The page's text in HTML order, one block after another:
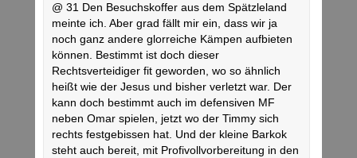
@ 31 Den Besuchskoffer aus dem Spätzleland
meinte ich. Aber grad fällt mir ein, dass wir ja
noch ganz andere glorreiche Kämpen aufbieten
können. Bestimmt ist doch dieser
Rechtsverteidiger fit geworden, wo so ähnlich
heißt wie der Jesus und bisher verletzt war. Der
kann doch bestimmt auch im defensiven MF
neben Omar spielen, jetzt wo der Timmy sich
rechts festgebissen hat. Und der kleine Barkok
steht auch bereit, mit Profivollvorbereitung in den